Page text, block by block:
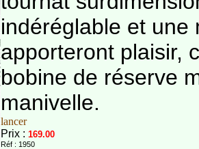
indéréglable et une
apporteront plaisir,
bobine de réserve
manivelle.
lancer
Prix : 169.00
Réf : 1950